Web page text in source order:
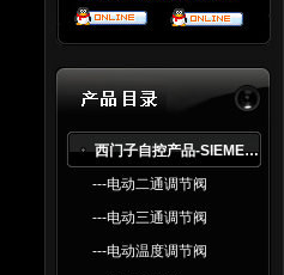
西门子自控产品-SlEMENS
---电动二通调节阀
---电动三通调节阀
---电动温度调节阀